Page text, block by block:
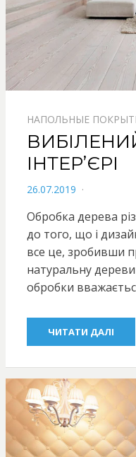
НАПОЛЬНЫЕ
ІНТЕР’ЄРІ
POSTED
26.07.2019
Обробка дерева
до того, що і
все це, зробивши
натуральну
обробки
ЧИТАТИ ДАЛІ